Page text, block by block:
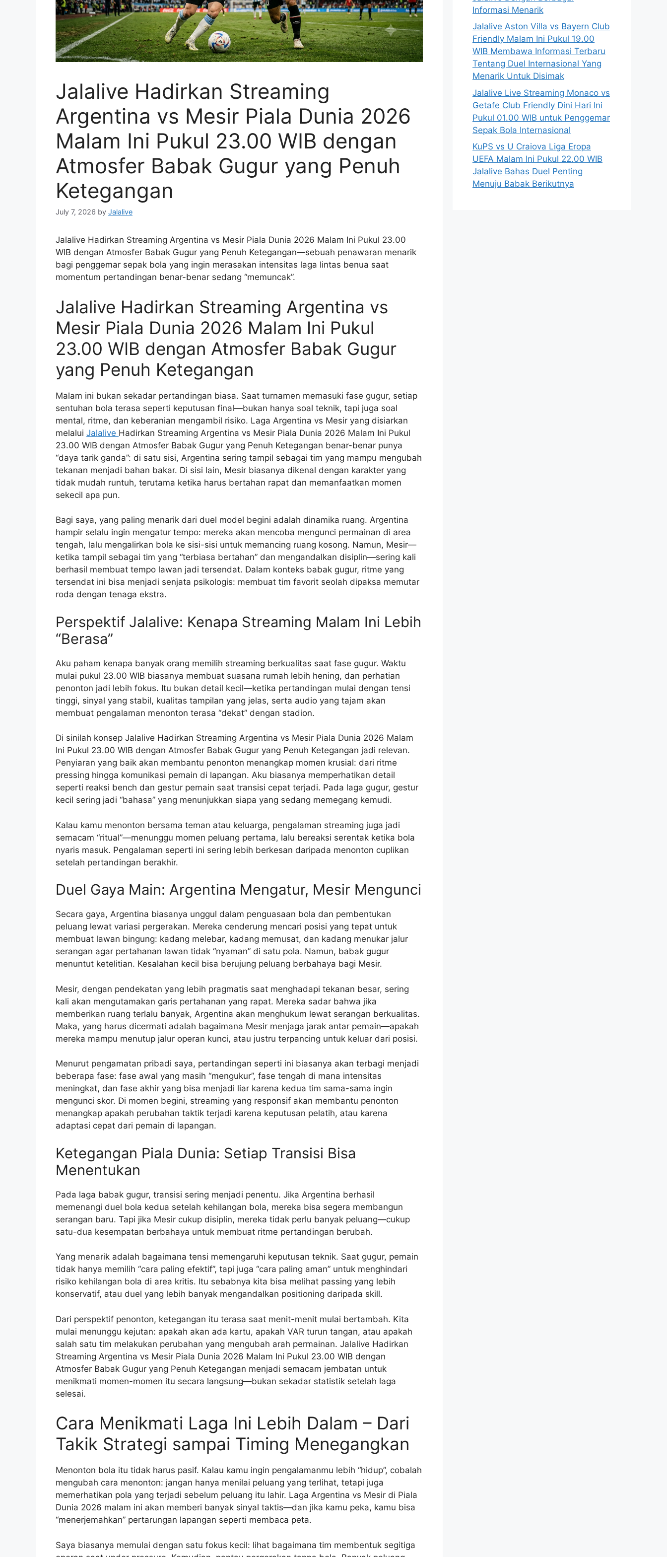
Jalalive Hadirkan Streaming
Argentina vs Mesir Piala Dunia 2026
Malam Ini Pukul 23.00 WIB dengan
Atmosfer Babak Gugur yang Penuh
Ketegangan
July 7, 2026 by Jalalive
Jalalive Hadirkan Streaming Argentina vs Mesir Piala Dunia 2026 Malam Ini Pukul 23.00
WIB dengan Atmosfer Babak Gugur yang Penuh Ketegangan—sebuah penawaran menarik
bagi penggemar sepak bola yang ingin merasakan intensitas laga lintas benua saat
momentum pertandingan benar-benar sedang “memuncak”.
Jalalive Hadirkan Streaming Argentina vs
Mesir Piala Dunia 2026 Malam Ini Pukul
23.00 WIB dengan Atmosfer Babak Gugur
yang Penuh Ketegangan
Malam ini bukan sekadar pertandingan biasa. Saat turnamen memasuki fase gugur, setiap
sentuhan bola terasa seperti keputusan final—bukan hanya soal teknik, tapi juga soal
mental, ritme, dan keberanian mengambil risiko. Laga Argentina vs Mesir yang disiarkan
melalui Jalalive Hadirkan Streaming Argentina vs Mesir Piala Dunia 2026 Malam Ini Pukul
23.00 WIB dengan Atmosfer Babak Gugur yang Penuh Ketegangan benar-benar punya
“daya tarik ganda”: di satu sisi, Argentina sering tampil sebagai tim yang mampu mengubah
tekanan menjadi bahan bakar. Di sisi lain, Mesir biasanya dikenal dengan karakter yang
tidak mudah runtuh, terutama ketika harus bertahan rapat dan memanfaatkan momen
sekecil apa pun.
Bagi saya, yang paling menarik dari duel model begini adalah dinamika ruang. Argentina
hampir selalu ingin mengatur tempo: mereka akan mencoba mengunci permainan di area
tengah, lalu mengalirkan bola ke sisi-sisi untuk memancing ruang kosong. Namun, Mesir—
ketika tampil sebagai tim yang “terbiasa bertahan” dan mengandalkan disiplin—sering kali
berhasil membuat tempo lawan jadi tersendat. Dalam konteks babak gugur, ritme yang
tersendat ini bisa menjadi senjata psikologis: membuat tim favorit seolah dipaksa memutar
roda dengan tenaga ekstra.
Perspektif Jalalive: Kenapa Streaming Malam Ini Lebih
“Berasa”
Aku paham kenapa banyak orang memilih streaming berkualitas saat fase gugur. Waktu
mulai pukul 23.00 WIB biasanya membuat suasana rumah lebih hening, dan perhatian
penonton jadi lebih fokus. Itu bukan detail kecil—ketika pertandingan mulai dengan tensi
tinggi, sinyal yang stabil, kualitas tampilan yang jelas, serta audio yang tajam akan
membuat pengalaman menonton terasa “dekat” dengan stadion.
Di sinilah konsep Jalalive Hadirkan Streaming Argentina vs Mesir Piala Dunia 2026 Malam
Ini Pukul 23.00 WIB dengan Atmosfer Babak Gugur yang Penuh Ketegangan jadi relevan.
Penyiaran yang baik akan membantu penonton menangkap momen krusial: dari ritme
pressing hingga komunikasi pemain di lapangan. Aku biasanya memperhatikan detail
seperti reaksi bench dan gestur pemain saat transisi cepat terjadi. Pada laga gugur, gestur
kecil sering jadi “bahasa” yang menunjukkan siapa yang sedang memegang kemudi.
Kalau kamu menonton bersama teman atau keluarga, pengalaman streaming juga jadi
semacam “ritual”—menunggu momen peluang pertama, lalu bereaksi serentak ketika bola
nyaris masuk. Pengalaman seperti ini sering lebih berkesan daripada menonton cuplikan
setelah pertandingan berakhir.
Duel Gaya Main: Argentina Mengatur, Mesir Mengunci
Secara gaya, Argentina biasanya unggul dalam penguasaan bola dan pembentukan
peluang lewat variasi pergerakan. Mereka cenderung mencari posisi yang tepat untuk
membuat lawan bingung: kadang melebar, kadang memusat, dan kadang menukar jalur
serangan agar pertahanan lawan tidak “nyaman” di satu pola. Namun, babak gugur
menuntut ketelitian. Kesalahan kecil bisa berujung peluang berbahaya bagi Mesir.
Mesir, dengan pendekatan yang lebih pragmatis saat menghadapi tekanan besar, sering
kali akan mengutamakan garis pertahanan yang rapat. Mereka sadar bahwa jika
memberikan ruang terlalu banyak, Argentina akan menghukum lewat serangan berkualitas.
Maka, yang harus dicermati adalah bagaimana Mesir menjaga jarak antar pemain—apakah
mereka mampu menutup jalur operan kunci, atau justru terpancing untuk keluar dari posisi.
Menurut pengamatan pribadi saya, pertandingan seperti ini biasanya akan terbagi menjadi
beberapa fase: fase awal yang masih “mengukur”, fase tengah di mana intensitas
meningkat, dan fase akhir yang bisa menjadi liar karena kedua tim sama-sama ingin
mengunci skor. Di momen begini, streaming yang responsif akan membantu penonton
menangkap apakah perubahan taktik terjadi karena keputusan pelatih, atau karena
adaptasi cepat dari pemain di lapangan.
Ketegangan Piala Dunia: Setiap Transisi Bisa
Menentukan
Pada laga babak gugur, transisi sering menjadi penentu. Jika Argentina berhasil
memenangi duel bola kedua setelah kehilangan bola, mereka bisa segera membangun
serangan baru. Tapi jika Mesir cukup disiplin, mereka tidak perlu banyak peluang—cukup
satu-dua kesempatan berbahaya untuk membuat ritme pertandingan berubah.
Yang menarik adalah bagaimana tensi memengaruhi keputusan teknik. Saat gugur, pemain
tidak hanya memilih “cara paling efektif”, tapi juga “cara paling aman” untuk menghindari
risiko kehilangan bola di area kritis. Itu sebabnya kita bisa melihat passing yang lebih
konservatif, atau duel yang lebih banyak mengandalkan positioning daripada skill.
Dari perspektif penonton, ketegangan itu terasa saat menit-menit mulai bertambah. Kita
mulai menunggu kejutan: apakah akan ada kartu, apakah VAR turun tangan, atau apakah
salah satu tim melakukan perubahan yang mengubah arah permainan. Jalalive Hadirkan
Streaming Argentina vs Mesir Piala Dunia 2026 Malam Ini Pukul 23.00 WIB dengan
Atmosfer Babak Gugur yang Penuh Ketegangan menjadi semacam jembatan untuk
menikmati momen-momen itu secara langsung—bukan sekadar statistik setelah laga
selesai.
Cara Menikmati Laga Ini Lebih Dalam – Dari
Takik Strategi sampai Timing Menegangkan
Menonton bola itu tidak harus pasif. Kalau kamu ingin pengalamanmu lebih “hidup”, cobalah
mengubah cara menonton: jangan hanya menilai peluang yang terlihat, tetapi juga
memerhatikan pola yang terjadi sebelum peluang itu lahir. Laga Argentina vs Mesir di Piala
Dunia 2026 malam ini akan memberi banyak sinyal taktis—dan jika kamu peka, kamu bisa
“menerjemahkan” pertarungan lapangan seperti membaca peta.
Saya biasanya memulai dengan satu fokus kecil: lihat bagaimana tim membentuk segitiga
Informasi Menarik
Jalalive Aston Villa vs Bayern Club
Friendly Malam Ini Pukul 19.00
WIB Membawa Informasi Terbaru
Tentang Duel Internasional Yang
Menarik Untuk Disimak
Jalalive Live Streaming Monaco vs
Getafe Club Friendly Dini Hari Ini
Pukul 01.00 WIB untuk Penggemar
Sepak Bola Internasional
KuPS vs U Craiova Liga Eropa
UEFA Malam Ini Pukul 22.00 WIB
Jalalive Bahas Duel Penting
Menuju Babak Berikutnya